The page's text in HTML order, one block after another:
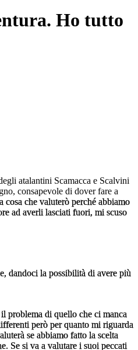
Ho tutto
atalantini Scamacca e Scalvini
consapevole di dover fare a
cosa che valuterò perché abbiamo
ad averli lasciati fuori, mi scuso
dandoci la possibilità di avere più
problema di quello che ci manca
però per quanto mi riguarda
se abbiamo fatto la scelta
Se si va a valutare i suoi peccati